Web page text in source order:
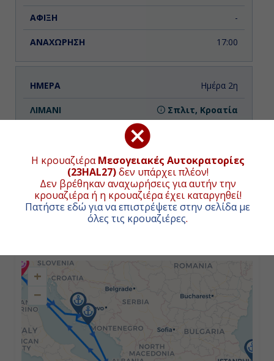
Η κρουαζιέραΜεσογειακές Αυτοκρατορίες
(23HAL27)δεν υπάρχει πλέον!
Δεν βρέθηκαν αναχωρήσεις για αυτήν την
κρουαζιέρα ή η κρουαζιέρα έχει καταργηθεί!
Πατήστε εδώ για να επιστρέψετε στην σελίδα με
όλες τις κρουαζιέρες.
-
17:00
Ημέρα 2η
Σπλιτ, Κροατία
23:00
Ημέρα 3η
Κόρτσουλα, Κροατία
ΧΑΡΤΗΣ ΚΡΟΥΑΖΙΕΡΑΣ
+
−